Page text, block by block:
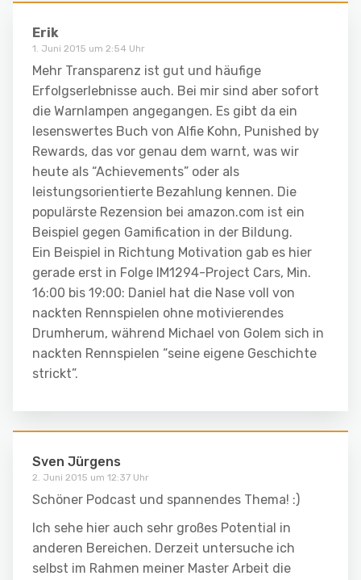
Erik
1. Juni 2015 um 2:54 Uhr
Mehr Transparenz ist gut und häufige
Erfolgserlebnisse auch. Bei mir sind aber sofort
die Warnlampen angegangen. Es gibt da ein
lesenswertes Buch von Alfie Kohn, Punished by
Rewards, das vor genau dem warnt, was wir
heute als “Achievements” oder als
leistungsorientierte Bezahlung kennen. Die
populärste Rezension bei amazon.com ist ein
Beispiel gegen Gamification in der Bildung.
Ein Beispiel in Richtung Motivation gab es hier
gerade erst in Folge IM1294-Project Cars, Min.
16:00 bis 19:00: Daniel hat die Nase voll von
nackten Rennspielen ohne motivierendes
Drumherum, während Michael von Golem sich in
nackten Rennspielen “seine eigene Geschichte
strickt”.
Sven Jürgens
2. Juni 2015 um 12:37 Uhr
Schöner Podcast und spannendes Thema! :)
Ich sehe hier auch sehr großes Potential in
anderen Bereichen. Derzeit untersuche ich
selbst im Rahmen meiner Master Arbeit die